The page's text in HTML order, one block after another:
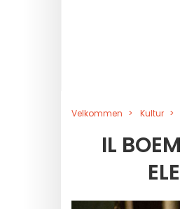
Velkommen Kultur
IL